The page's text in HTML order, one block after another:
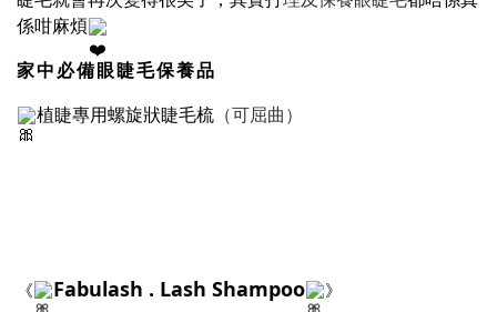
係咁麻煩
家中必備眼睫毛保養品
植睫專用螺旋狀睫毛梳 （可屈曲）
《 Fabulash . Lash Shampoo 》